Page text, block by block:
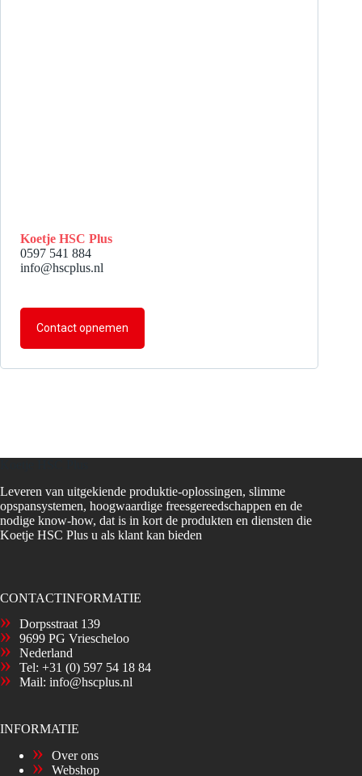
Koetje HSC Plus
0597 541 884
info@hscplus.nl
Contact opnemen
Leveren van uitgekiende produktie-oplossingen, slimme
opspansystemen, hoogwaardige freesgereedschappen en de
nodige know-how, dat is in kort de produkten en diensten die
Koetje HSC Plus u als klant kan bieden
CONTACTINFORMATIE
Dorpsstraat 139
9699 PG Vriescheloo
Nederland
Tel: +31 (0) 597 54 18 84
Mail: info@hscplus.nl
INFORMATIE
Over ons
Webshop